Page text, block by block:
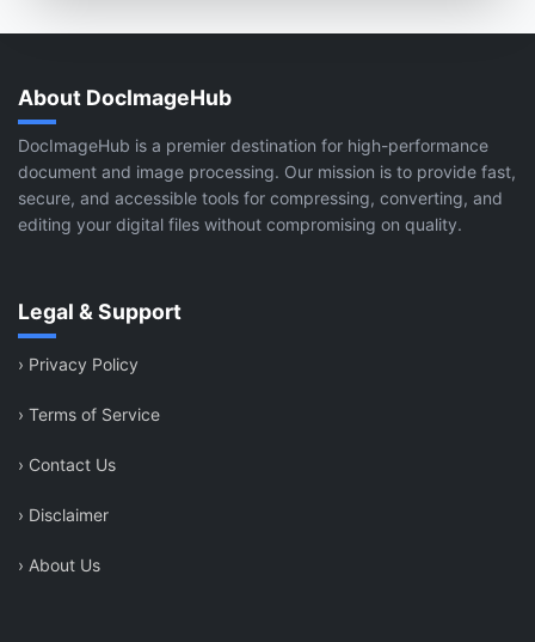
About DocImageHub
DocImageHub is a premier destination for high-performance
document and image processing. Our mission is to provide fast,
secure, and accessible tools for compressing, converting, and
editing your digital files without compromising on quality.
Legal & Support
› Privacy Policy
› Terms of Service
› Contact Us
› Disclaimer
› About Us